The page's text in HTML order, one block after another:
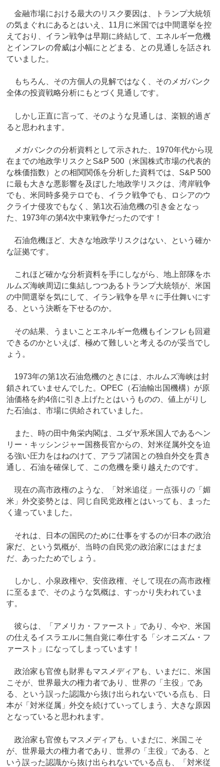
金融市場における最大のリスク要因は、トランプ大統領
の気まぐれにあるとはいえ、11月に米国では中間選挙を控
えており、イラン戦争は早期に終結して、エネルギー危機
とインフレの脅威は小幅にとどまる、との見通しを話され
ていました。
もちろん、その方個人の見解ではなく、そのメガバンク
全体の投資戦略分析にもとづく見通しです。
しかし正直に言って、そのような見通しは、楽観的過ぎ
ると思われます。
メガバンクの分析資料として示された、1970年代から現
在までの地政学リスクとS&P 500（米国株式市場の代表的
な株価指数）との相関関係を分析した資料では、S&P 500
に最も大きな悪影響を及ぼした地政学リスクは、湾岸戦争
でも、米同時多発テロでも、イラク戦争でも、ロシアのウ
クライナ侵攻でもなく、第1次石油危機の引き金となっ
た、1973年の第4次中東戦争だったのです！
石油危機ほど、大きな地政学リスクはない、という確か
な証拠です。
これほど確かな分析資料を手にしながら、地上部隊をホ
ルムズ海峡周辺に集結しつつあるトランプ大統領が、米国
の中間選挙を気にして、イラン戦争を早々に手仕舞いにす
る、という決断を下せるのか。
その結果、うまいことエネルギー危機もインフレも回避
できるのかといえば、極めて難しいと考えるのが妥当でし
ょう。
1973年の第1次石油危機のときには、ホルムズ海峡は封
鎖されていませんでした。OPEC（石油輸出国機構）が原
油価格を約4倍に引き上げたとはいうものの、値上がりし
た石油は、市場に供給されていました。
また、時の田中角栄内閣は、ユダヤ系米国人であるヘン
リー・キッシンジャー国務長官からの、対米従属外交を迫
る強い圧力をはねのけて、アラブ諸国との独自外交を貫き
通し、石油を確保して、この危機を乗り越えたのです。
現在の高市政権のような、「対米追従」一点張りの「媚
米」外交姿勢とは、同じ自民党政権とはいっても、まった
く違っていました。
それは、日本の国民のために仕事をするのが日本の政治
家だ、という気概が、当時の自民党の政治家にはまだま
だ、あったためでしょう。
しかし、小泉政権や、安倍政権、そして現在の高市政権
に至るまで、そのような気概は、すっかり失われていま
す。
彼らは、「アメリカ・ファースト」であり、今や、米国
の仕えるイスラエルに無自覚に奉仕する「シオニズム・フ
ァースト」になってしまっています！
政治家も官僚も財界もマスメディアも、いまだに、米国
こそが、世界最大の権力者であり、世界の「主役」であ
る、という誤った認識から抜け出られないでいる点も、日
本が「対米従属」外交を続けていってしまう、大きな原因
となっていると思われます。
政治家も官僚もマスメディアも、いまだに、米国こそ
が、世界最大の権力者であり、世界の「主役」である、と
いう誤った認識から抜け出られないでいる点も、「対米従